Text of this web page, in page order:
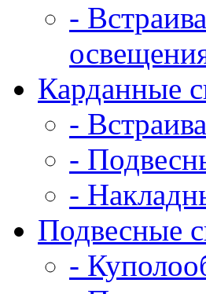
-
Карданные
-
-
-
Подвесные
-